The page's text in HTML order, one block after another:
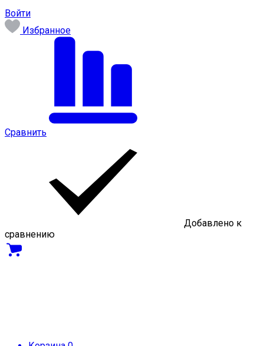
Войти
Избранное
Сравнить
Добавлено к
сравнению